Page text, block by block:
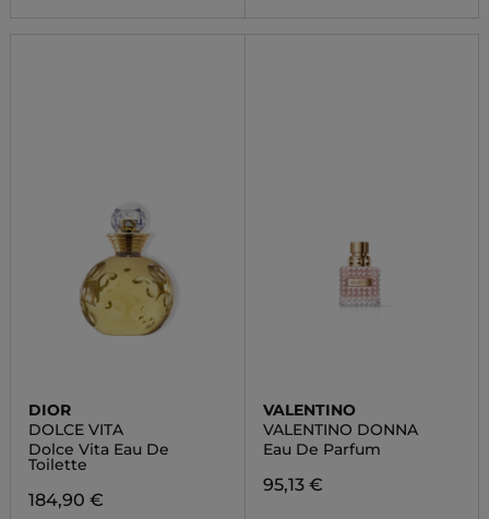
DIOR
DOLCE VITA
Dolce Vita Eau De
Toilette
184,90 €
VALENTINO
VALENTINO DONNA
Eau De Parfum
95,13 €